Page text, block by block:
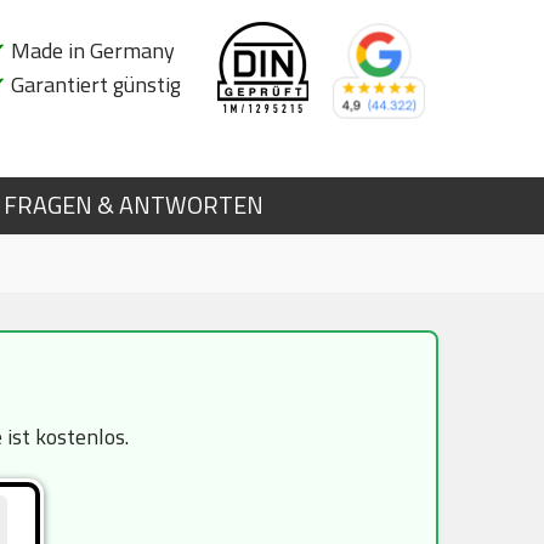
Made in Germany
Garantiert günstig
FRAGEN & ANTWORTEN
ist kostenlos.